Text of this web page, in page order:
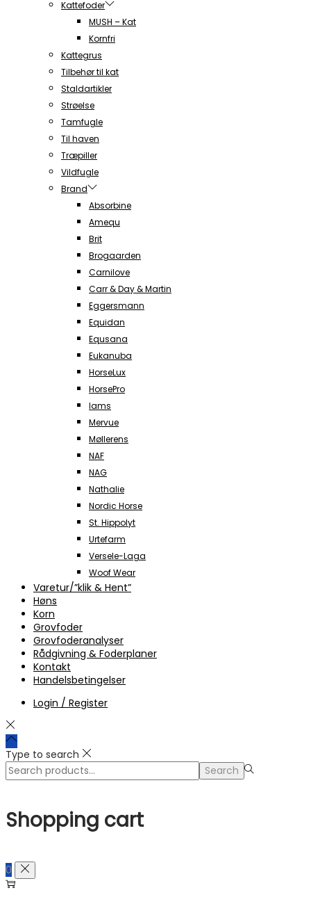
Kattefoder
MUSH – Kat
Kornfri
Kattegrus
Tilbehør til kat
Staldartikler
Strøelse
Tamfugle
Til haven
Træpiller
Vildfugle
Brand
Absorbine
Amequ
Brit
Brogaarden
Carnilove
Carr & Day & Martin
Eggersmann
Equidan
Equsana
Eukanuba
HorseLux
HorsePro
Iams
Mervue
Møllerens
NAF
NAG
Nathalie
Nordic Horse
St. Hippolyt
Urtefarm
Versele-Laga
Woof Wear
Varetur/”klik & Hent”
Høns
Korn
Grovfoder
Grovfoderanalyser
Rådgivning & Foderplaner
Kontakt
Handelsbetingelser
Login / Register
Type to search
Search
for:>
Search
Shopping cart
0